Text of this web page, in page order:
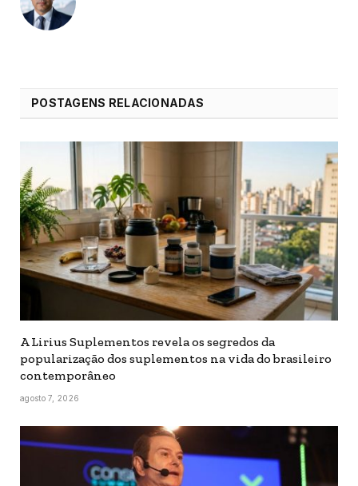
POSTAGENS RELACIONADAS
A Lirius Suplementos revela os segredos da
popularização dos suplementos na vida do brasileiro
contemporâneo
agosto 7, 2026